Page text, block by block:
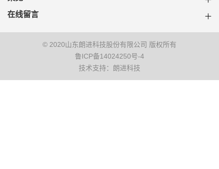
在线留言
© 2020山东朗进科技股份有限公司 版权所有
鲁ICP备14024250号-4
技术支持：朗进科技